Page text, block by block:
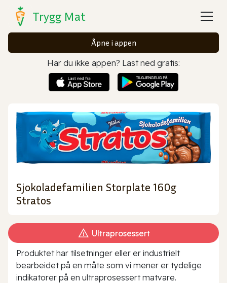
Trygg Mat
Åpne i appen
Har du ikke appen? Last ned gratis:
Sjokoladefamilien Storplate 160g
Stratos
Ultraprosessert
Produktet har tilsetninger eller er industrielt
bearbeidet på en måte som vi mener er tydelige
indikatorer på en ultraprosessert matvare.